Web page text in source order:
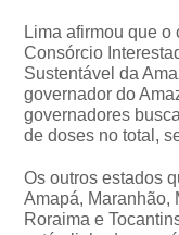
Lima afirmou que
Consórcio
Sustentável da
governador do
governadores
de doses no total,
Os outros estados
Amapá, Maranhão,
Roraima e